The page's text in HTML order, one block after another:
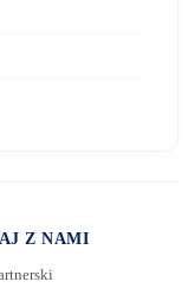
Z NAMI